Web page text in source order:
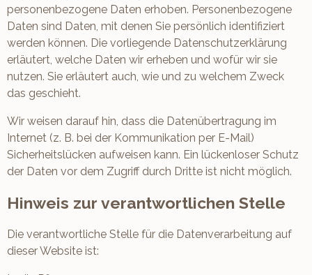
personenbezogene Daten erhoben. Personenbezogene
Daten sind Daten, mit denen Sie persönlich identifiziert
werden können. Die vorliegende Datenschutzerklärung
erläutert, welche Daten wir erheben und wofür wir sie
nutzen. Sie erläutert auch, wie und zu welchem Zweck
das geschieht.
Wir weisen darauf hin, dass die Datenübertragung im
Internet (z. B. bei der Kommunikation per E-Mail)
Sicherheitslücken aufweisen kann. Ein lückenloser Schutz
der Daten vor dem Zugriff durch Dritte ist nicht möglich.
Hinweis zur verantwortlichen Stelle
Die verantwortliche Stelle für die Datenverarbeitung auf
dieser Website ist: